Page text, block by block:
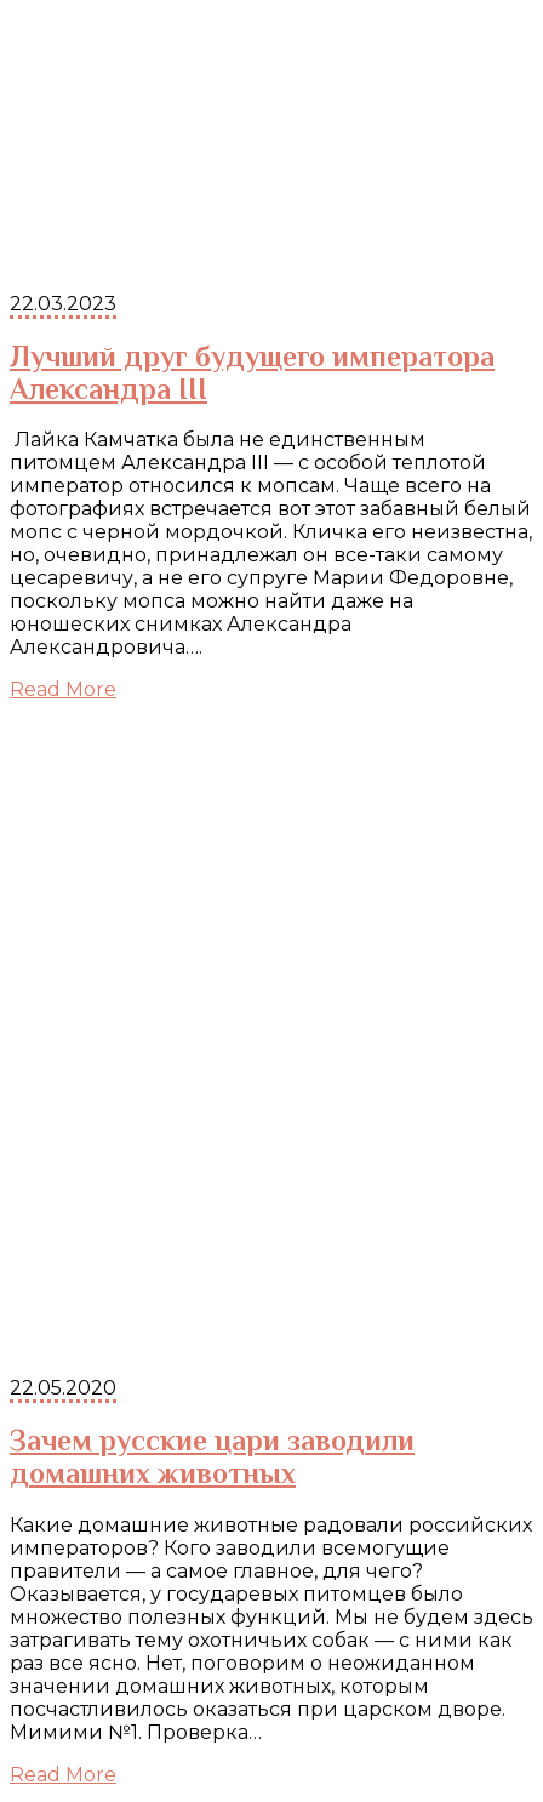
22.03.2023
Лучший друг будущего императора
Александра III
Лайка Камчатка была не единственным
питомцем Александра III — с особой теплотой
император относился к мопсам. Чаще всего на
фотографиях встречается вот этот забавный белый
мопс с черной мордочкой. Кличка его неизвестна,
но, очевидно, принадлежал он все-таки самому
цесаревичу, а не его супруге Марии Федоровне,
поскольку мопса можно найти даже на
юношеских снимках Александра
Александровича….
Read More
22.05.2020
Зачем русские цари заводили
домашних животных
Какие домашние животные радовали российских
императоров? Кого заводили всемогущие
правители — а самое главное, для чего?
Оказывается, у государевых питомцев было
множество полезных функций. Мы не будем здесь
затрагивать тему охотничьих собак — с ними как
раз все ясно. Нет, поговорим о неожиданном
значении домашних животных, которым
посчастливилось оказаться при царском дворе.
Мимими №1. Проверка…
Read More